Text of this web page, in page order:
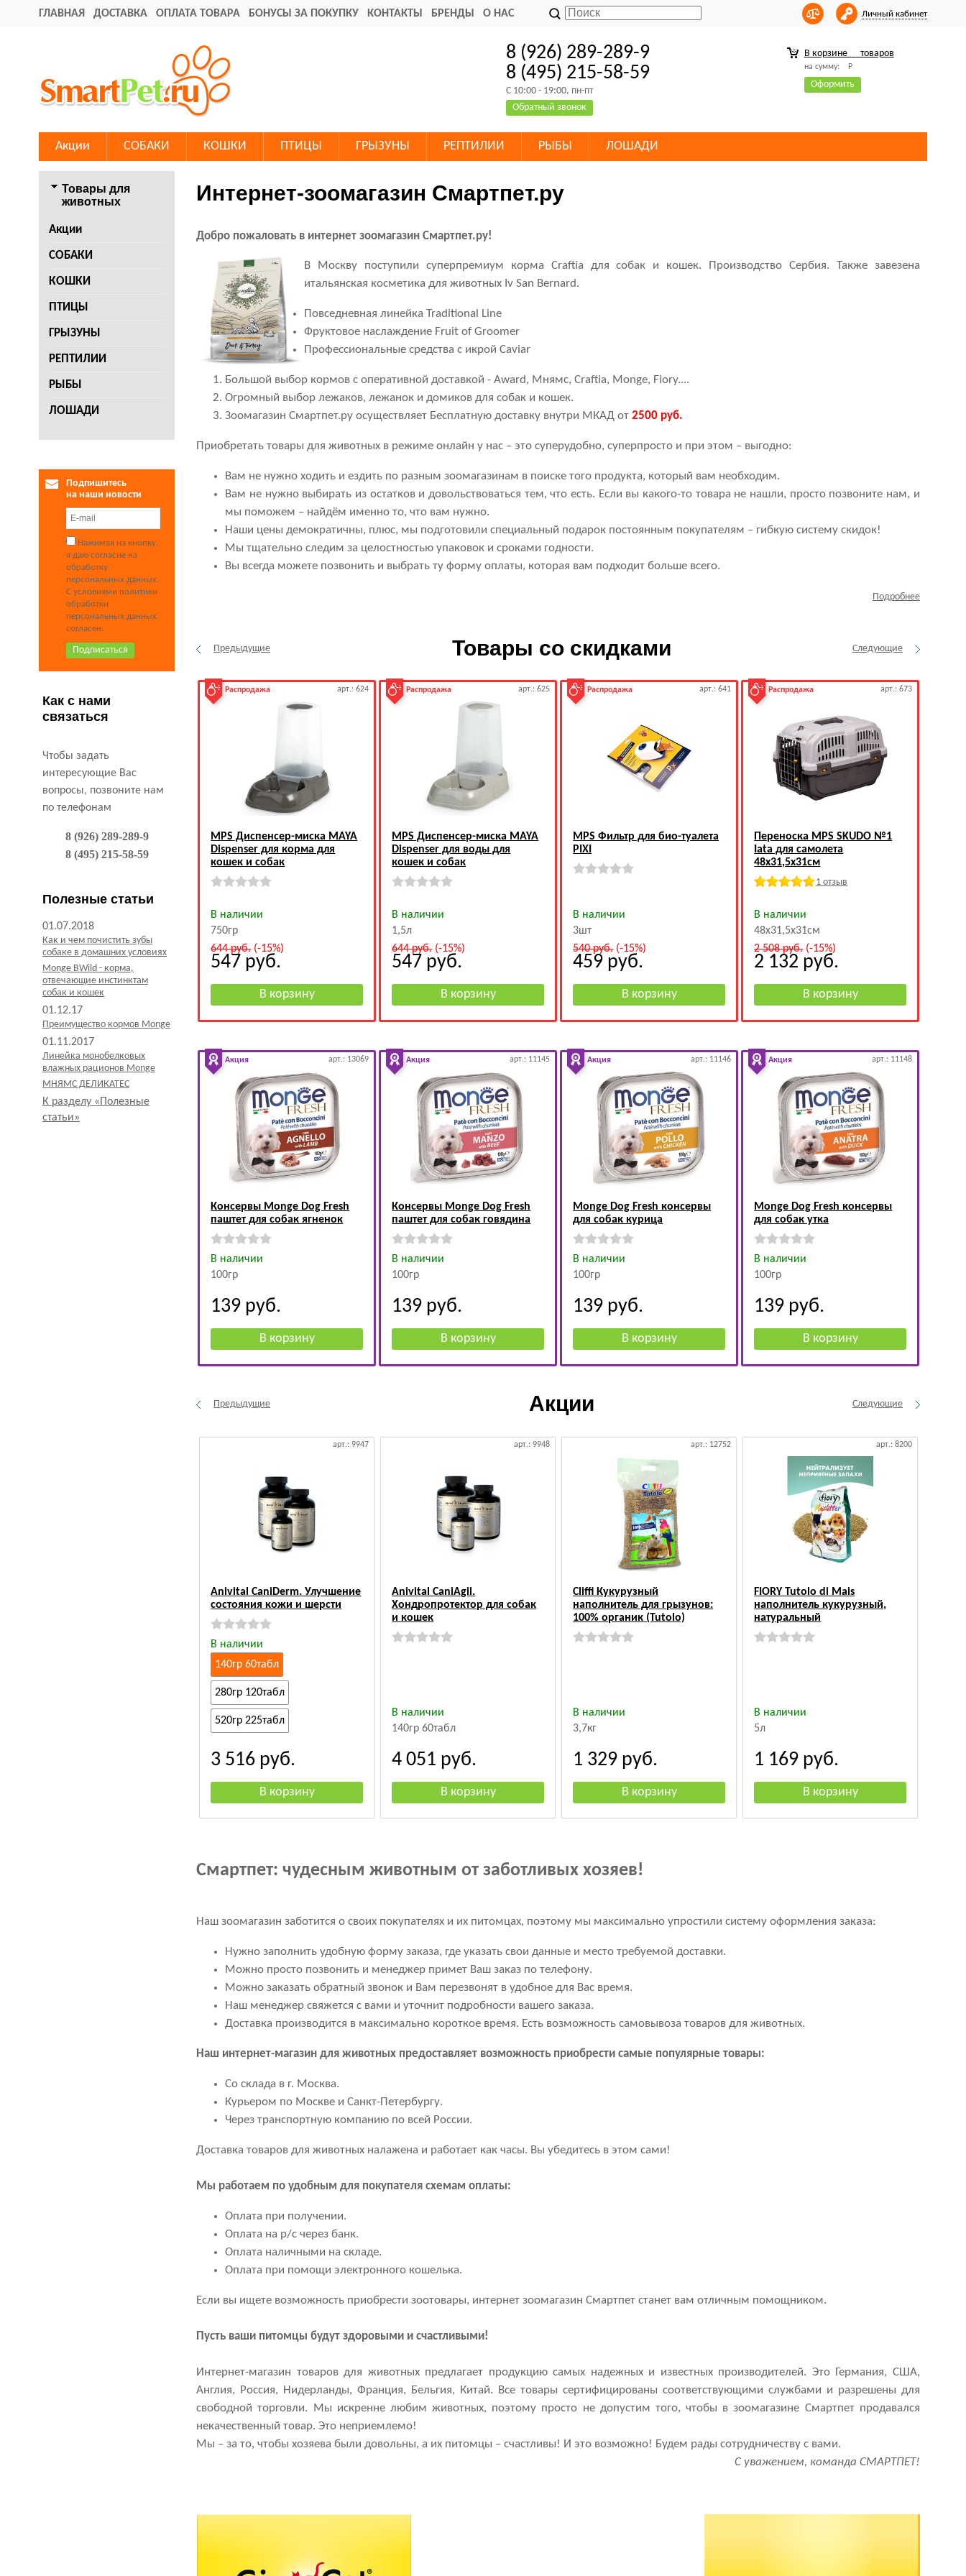
ГЛАВНАЯ ДОСТАВКА ОПЛАТА ТОВАРА БОНУСЫ ЗА ПОКУПКУ КОНТАКТЫ БРЕНДЫ О НАС Личный кабинет
8 (926) 289-289-9
8 (495) 215-58-59
C 10:00 - 19:00, пн-пт
Обратный звонок
В корзине товаров
на сумму: Р
Оформить
Акции СОБАКИ КОШКИ ПТИЦЫ ГРЫЗУНЫ РЕПТИЛИИ РЫБЫ ЛОШАДИ
Товары для
животных
Акции
СОБАКИ
КОШКИ
ПТИЦЫ
ГРЫЗУНЫ
РЕПТИЛИИ
РЫБЫ
ЛОШАДИ
Подпишитесь
на наши новости
Нажимая на кнопку,
я даю согласие на
обработку
персональных данных.
С условиями политики
обработки
персональных данных
согласен.
Как с нами
связаться
Чтобы задать
интересующие Вас
вопросы, позвоните нам
по телефонам
8 (926) 289-289-9
8 (495) 215-58-59
Полезные статьи
01.07.2018
Как и чем почистить зубы
собаке в домашних условиях
Monge BWild - корма,
отвечающие инстинктам
собак и кошек
01.12.17
Преимущество кормов Monge
01.11.2017
Линейка монобелковых
влажных рационов Monge
МНЯМС ДЕЛИКАТЕС
К разделу «Полезные
статьи»
Интернет-зоомагазин Смартпет.ру
Добро пожаловать в интернет зоомагазин Смартпет.ру!
В Москву поступили суперпремиум корма Craftia для собак и кошек. Производство Сербия. Также завезена
итальянская косметика для животных Iv San Bernard.
Повседневная линейка Traditional Line
Фруктовое наслаждение Fruit of Groomer
Профессиональные средства с икрой Caviar
Большой выбор кормов с оперативной доставкой - Award, Мнямс, Craftia, Monge, Fiory....
Огромный выбор лежаков, лежанок и домиков для собак и кошек.
Зоомагазин Смартпет.ру осуществляет Бесплатную доставку внутри МКАД от2500 руб.
Приобретать товары для животных в режиме онлайн у нас – это суперудобно, суперпросто и при этом – выгодно:
Вам не нужно ходить и ездить по разным зоомагазинам в поиске того продукта, который вам необходим.
Вам не нужно выбирать из остатков и довольствоваться тем, что есть. Если вы какого-то товара не нашли, просто позвоните нам, и
мы поможем – найдём именно то, что вам нужно.
Наши цены демократичны, плюс, мы подготовили специальный подарок постоянным покупателям – гибкую систему скидок!
Мы тщательно следим за целостностью упаковок и сроками годности.
Вы всегда можете позвонить и выбрать ту форму оплаты, которая вам подходит больше всего.
Подробнее
Товары со скидками
Распродажа арт.: 624
MPS Диспенсер-миска MAYA
Dispenser для корма для
кошек и собак
В наличии
750гр
644руб.(-15%)
547 руб.
Распродажа арт.: 625
MPS Диспенсер-миска MAYA
Dispenser для воды для
кошек и собак
В наличии
1,5л
644руб.(-15%)
547 руб.
Распродажа арт.: 641
MPS Фильтр для био-туалета
PIXI
В наличии
3шт
540руб.(-15%)
459 руб.
Распродажа арт.: 673
Переноска MPS SKUDO №1
Iata для самолета
48х31,5х31см
1 отзыв
В наличии
48х31,5х31см
2 508руб.(-15%)
2 132 руб.
Предыдущие Следующие
Акция арт.: 13069
Консервы Monge Dog Fresh
паштет для собак ягненок
В наличии
100гр
139 руб.
Акция арт.: 11145
Консервы Monge Dog Fresh
паштет для собак говядина
В наличии
100гр
139 руб.
Акция арт.: 11146
Monge Dog Fresh консервы
для собак курица
В наличии
100гр
139 руб.
Акция арт.: 11148
Monge Dog Fresh консервы
для собак утка
В наличии
100гр
139 руб.
Акции
арт.: 9947
Anivital CaniDerm. Улучшение
состояния кожи и шерсти
В наличии
140гр 60табл
280гр 120табл
520гр 225табл
3 516 руб.
арт.: 9948
Anivital CaniAgil.
Хондропротектор для собак
и кошек
В наличии
140гр 60табл
4 051 руб.
арт.: 12752
Cliffi Кукурузный
наполнитель для грызунов:
100% органик (Tutolo)
В наличии
3,7кг
1 329 руб.
арт.: 8200
FIORY Tutolo di Mais
наполнитель кукурузный,
натуральный
В наличии
5л
1 169 руб.
Предыдущие Следующие
Смартпет: чудесным животным от заботливых хозяев!
Наш зоомагазин заботится о своих покупателях и их питомцах, поэтому мы максимально упростили систему оформления заказа:
Нужно заполнить удобную форму заказа, где указать свои данные и место требуемой доставки.
Можно просто позвонить и менеджер примет Ваш заказ по телефону.
Можно заказать обратный звонок и Вам перезвонят в удобное для Вас время.
Наш менеджер свяжется с вами и уточнит подробности вашего заказа.
Доставка производится в максимально короткое время. Есть возможность самовывоза товаров для животных.
Наш интернет-магазин для животных предоставляет возможность приобрести самые популярные товары:
Со склада в г. Москва.
Курьером по Москве и Санкт-Петербургу.
Через транспортную компанию по всей России.
Доставка товаров для животных налажена и работает как часы. Вы убедитесь в этом сами!
Мы работаем по удобным для покупателя схемам оплаты:
Оплата при получении.
Оплата на р/с через банк.
Оплата наличными на складе.
Оплата при помощи электронного кошелька.
Если вы ищете возможность приобрести зоотовары, интернет зоомагазин Смартпет станет вам отличным помощником.
Пусть ваши питомцы будут здоровыми и счастливыми!
Интернет-магазин товаров для животных предлагает продукцию самых надежных и известных производителей. Это Германия, США,
Англия, Россия, Нидерланды, Франция, Бельгия, Китай. Все товары сертифицированы соответствующими службами и разрешены для
свободной торговли. Мы искренне любим животных, поэтому просто не допустим того, чтобы в зоомагазине Смартпет продавался
некачественный товар. Это неприемлемо!
Мы – за то, чтобы хозяева были довольны, а их питомцы – счастливы! И это возможно! Будем рады сотрудничеству с вами.
С уважением, команда СМАРТПЕТ!